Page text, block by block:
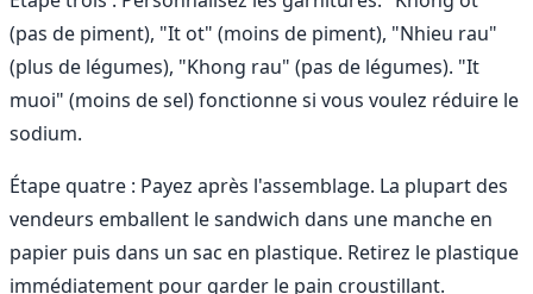
(pas de piment), "It ot" (moins de piment), "Nhieu rau"
(plus de légumes), "Khong rau" (pas de légumes). "It
muoi" (moins de sel) fonctionne si vous voulez réduire le
sodium.
Étape quatre : Payez après l'assemblage. La plupart des
vendeurs emballent le sandwich dans une manche en
papier puis dans un sac en plastique. Retirez le plastique
immédiatement pour garder le pain croustillant.